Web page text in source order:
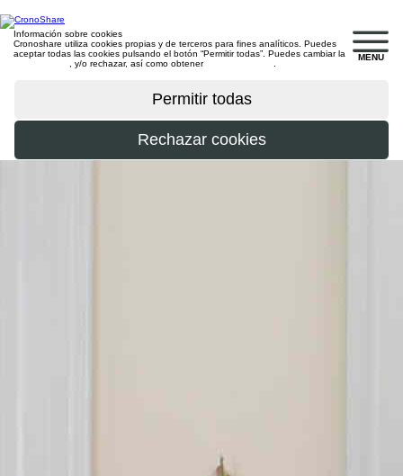
MENU
Información sobre cookies
Cronoshare utiliza cookies propias y de terceros para fines analíticos. Puedes
aceptar todas las cookies pulsando el botón “Permitir todas”. Puedes cambiar la
, y/o rechazar, así como obtener